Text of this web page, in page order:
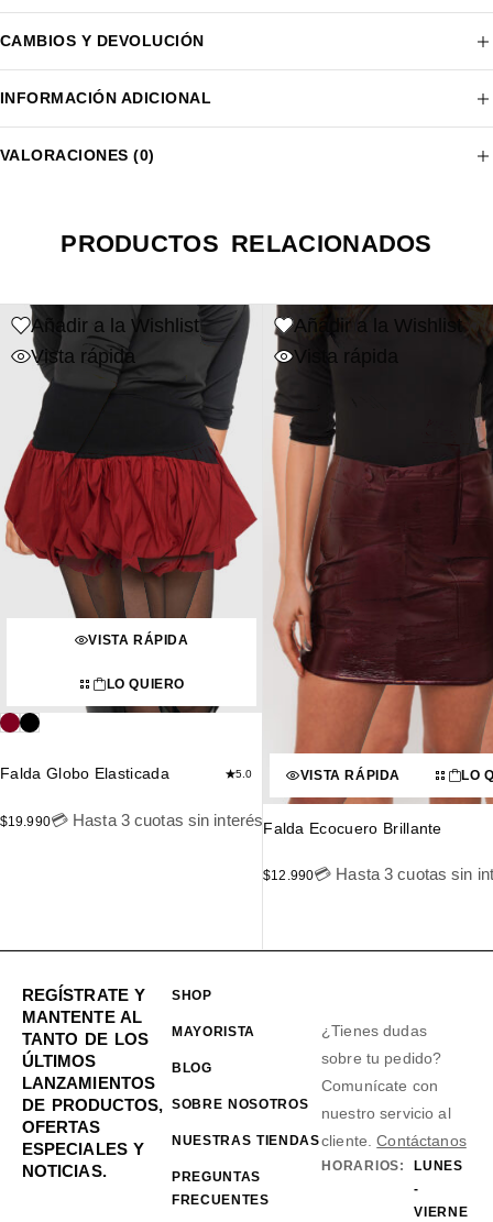
CAMBIOS Y DEVOLUCIÓN
INFORMACIÓN ADICIONAL
VALORACIONES (0)
PRODUCTOS RELACIONADOS
Añadir a la Wishlist
Vista rápida
VISTA RÁPIDA
LO QUIERO
Falda Globo Elasticada 5.0
$19.990💳 Hasta 3 cuotas sin interés
Añadir a la Wishlist
Vista rápida
VISTA RÁPIDA LO
Falda Ecocuero Brillante
$12.990💳 Hasta 3 cuotas sin
REGÍSTRATE Y
MANTENTE AL
TANTO DE LOS
ÚLTIMOS
LANZAMIENTOS
DE PRODUCTOS,
OFERTAS
ESPECIALES Y
NOTICIAS.
SHOP
MAYORISTA
BLOG
SOBRE NOSOTROS
NUESTRAS TIENDAS
PREGUNTAS
FRECUENTES
¿Tienes dudas
sobre tu pedido?
Comunícate con
nuestro servicio al
cliente.Contáctanos
HORARIOS:
LUNES
-
VIERNE